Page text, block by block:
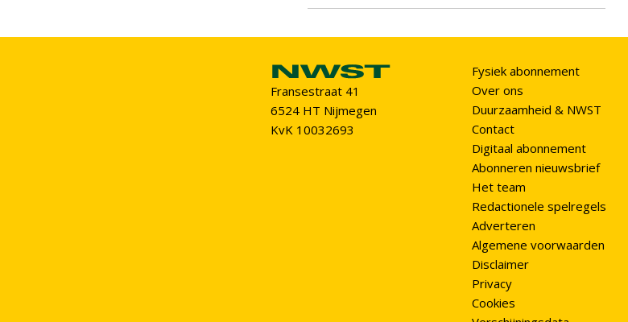
Fransestraat 41
6524 HT Nijmegen
KvK 10032693
Fysiek abonnement
Over ons
Duurzaamheid & NWST
Contact
Digitaal abonnement
Abonneren nieuwsbrief
Het team
Redactionele spelregels
Adverteren
Algemene voorwaarden
Disclaimer
Privacy
Cookies